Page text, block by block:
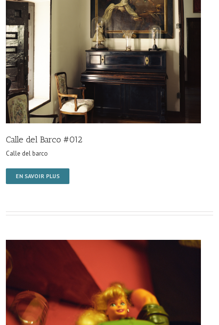
Calle del Barco #012
Calle del barco
EN SAVOIR PLUS